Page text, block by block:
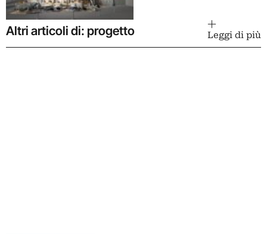
Altri articoli di: progetto Leggi di più